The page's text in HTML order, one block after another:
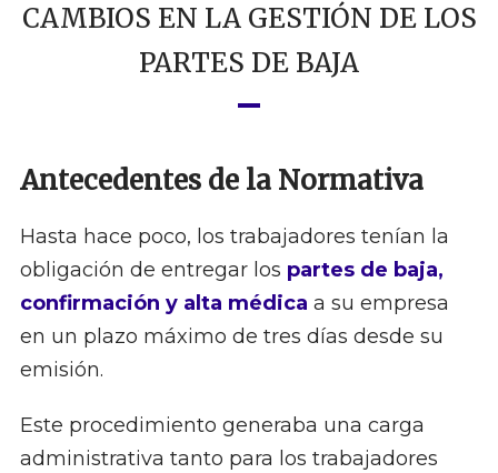
CAMBIOS EN LA GESTIÓN DE LOS
PARTES DE BAJA
Antecedentes de la Normativa
Hasta hace poco, los trabajadores tenían la
obligación de entregar los partes de baja,
confirmación y alta médica a su empresa
en un plazo máximo de tres días desde su
emisión.
Este procedimiento generaba una carga
administrativa tanto para los trabajadores